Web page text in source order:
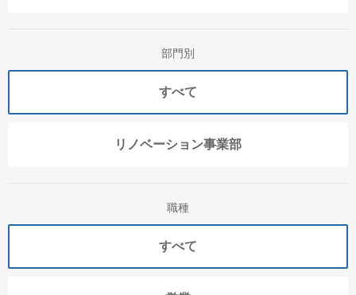
部門別
すべて
リノベーション事業部
職種
すべて